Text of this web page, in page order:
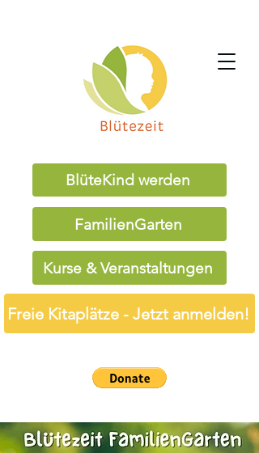
BlüteKind werden
FamilienGarten
Kurse & Veranstaltungen
Freie Kitaplätze - Jetzt anmelden!